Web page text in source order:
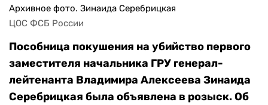
Архивное фото. Зинаида Серебрицкая
ЦОС ФСБ России
Пособница покушения на убийство первого
заместителя начальника ГРУ генерал-
лейтенанта Владимира Алексеева Зинаида
Серебрицкая была объявлена в розыск. Об